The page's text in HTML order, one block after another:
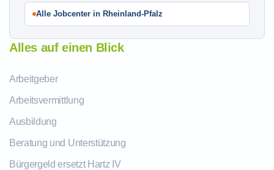
Alle Jobcenter in Rheinland-Pfalz
Alles auf einen Blick
Arbeitgeber
Arbeitsvermittlung
Ausbildung
Beratung und Unterstützung
Bürgergeld ersetzt Hartz IV